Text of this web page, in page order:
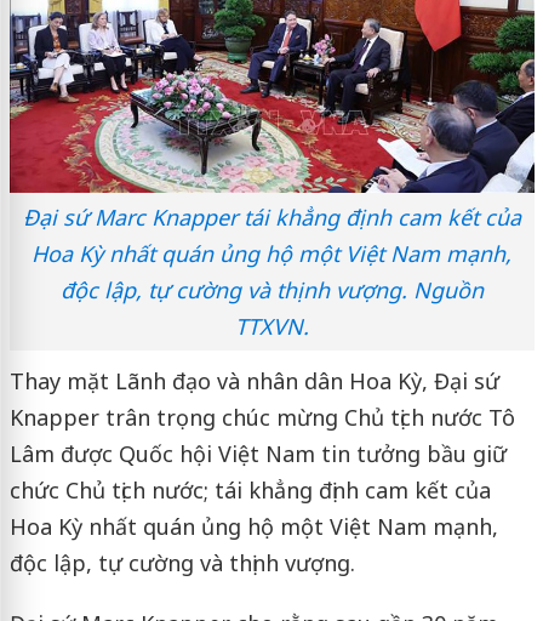
Đại sứ Marc Knapper tái khẳng định cam kết của
Hoa Kỳ nhất quán ủng hộ một Việt Nam mạnh,
độc lập, tự cường và thịnh vượng. Nguồn
TTXVN.
Thay mặt Lãnh đạo và nhân dân Hoa Kỳ, Đại sứ
Knapper trân trọng chúc mừng Chủ tịch nước Tô
Lâm được Quốc hội Việt Nam tin tưởng bầu giữ
chức Chủ tịch nước; tái khẳng định cam kết của
Hoa Kỳ nhất quán ủng hộ một Việt Nam mạnh,
độc lập, tự cường và thịnh vượng.